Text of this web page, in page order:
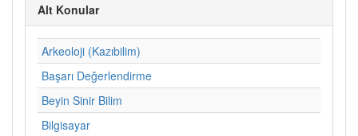
Alt Konular
Arkeoloji (Kazıbilim)
Başarı Değerlendirme
Beyin Sinir Bilim
Bilgisayar